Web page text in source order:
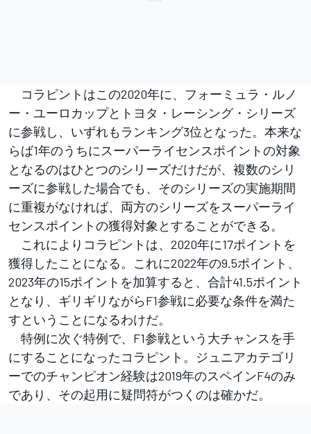
コラピントはこの2020年に、フォーミュラ・ルノ
ー・ユーロカップとトヨタ・レーシング・シリーズ
に参戦し、いずれもランキング3位となった。本来な
らば1年のうちにスーパーライセンスポイントの対象
となるのはひとつのシリーズだけだが、複数のシリ
ーズに参戦した場合でも、そのシリーズの実施期間
に重複がなければ、両方のシリーズをスーパーライ
センスポイントの獲得対象とすることができる。
これによりコラピントは、2020年に17ポイントを
獲得したことになる。これに2022年の9.5ポイント、
2023年の15ポイントを加算すると、合計41.5ポイント
となり、ギリギリながらF1参戦に必要な条件を満た
すということになるわけだ。
特例に次ぐ特例で、F1参戦という大チャンスを手
にすることになったコラピント。ジュニアカテゴリ
ーでのチャンピオン経験は2019年のスペインF4のみ
であり、その起用に疑問符がつくのは確かだ。